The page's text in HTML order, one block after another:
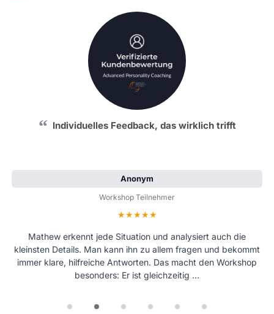
Individuelles Feedback, das wirklich trifft
Anonym
Workshop Teilnehmer
Bewertung: 5 von 5 Sternen
Mathew erkennt jede Situation und analysiert auch die
kleinsten Details. Man kann ihn zu allem fragen und bekommt
immer klare, hilfreiche Antworten. Das macht den Workshop
besonders: Er ist gleichzeitig …